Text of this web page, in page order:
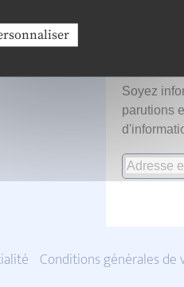
Soyez
parutions
Conditions générales de